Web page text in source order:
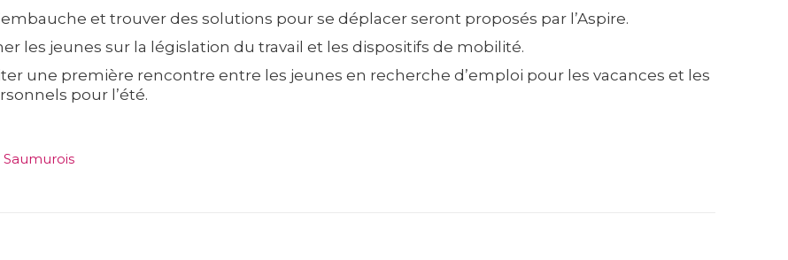
et trouver des solutions pour se déplacer seront proposés par l’Aspire.
les jeunes sur la législation du travail et les dispositifs de mobilité.
une première rencontre entre les jeunes en recherche d’emploi pour les vacances et les
pour l’été.